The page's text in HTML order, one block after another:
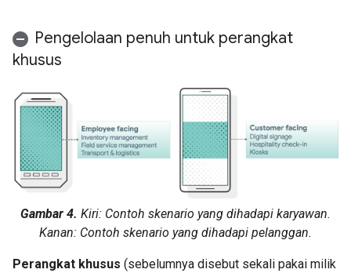
Pengelolaan penuh untuk perangkat
khusus
Gambar 4. Kiri: Contoh skenario yang dihadapi karyawan.
Kanan: Contoh skenario yang dihadapi pelanggan.
Perangkat khusus (sebelumnya disebut sekali pakai milik